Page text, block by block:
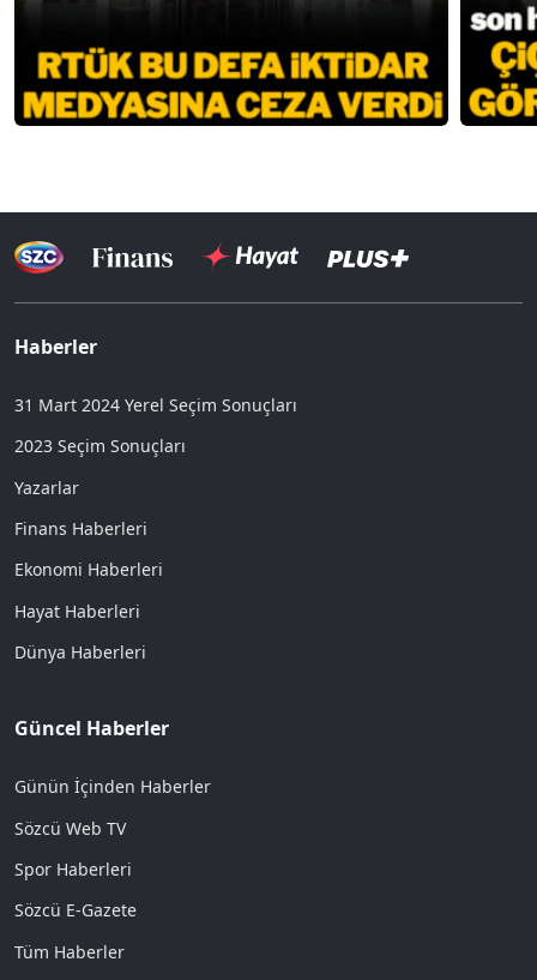
Haberler
31 Mart 2024 Yerel Seçim Sonuçları
2023 Seçim Sonuçları
Yazarlar
Finans Haberleri
Ekonomi Haberleri
Hayat Haberleri
Dünya Haberleri
Güncel Haberler
Günün İçinden Haberler
Sözcü Web TV
Spor Haberleri
Sözcü E-Gazete
Tüm Haberler